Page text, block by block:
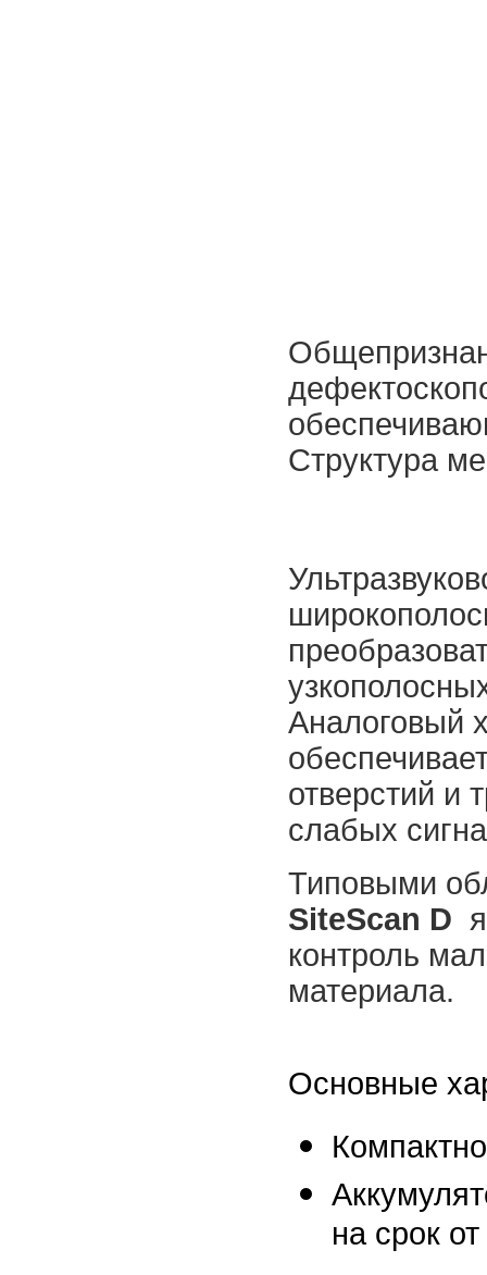
Структура
Аналоговый
отверстий и
слабых
Типовыми
SiteScan D
контроль
материала.
Основные
на срок